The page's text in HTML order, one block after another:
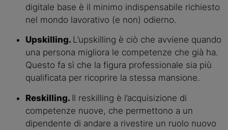
digitale base è il minimo indispensabile richiesto
nel mondo lavorativo (e non) odierno.
Upskilling. L’upskilling è ciò che avviene quando
una persona migliora le competenze che già ha.
Questo fa sì che la figura professionale sia più
qualificata per ricoprire la stessa mansione.
Reskilling. Il reskilling è l’acquisizione di
competenze nuove, che permettono a un
dipendente di andare a rivestire un ruolo nuovo